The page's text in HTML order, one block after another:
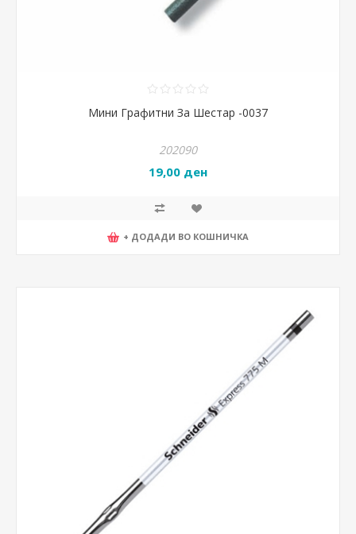
Мини Графитни За Шестар -0037
202090
19,00 ден
+ ДОДАДИ ВО КОШНИЧКА